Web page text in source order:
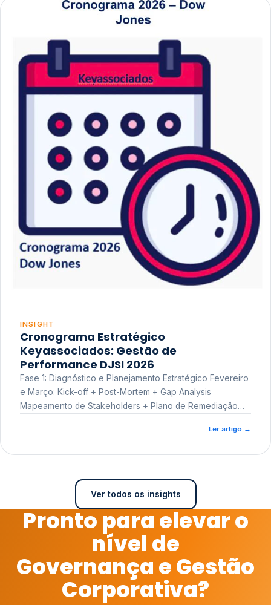
INSIGHT
Cronograma Estratégico
Keyassociados: Gestão de
Performance DJSI 2026
Fase 1: Diagnóstico e Planejamento Estratégico Fevereiro
e Março: Kick-off + Post-Mortem + Gap Analysis
Mapeamento de Stakeholders + Plano de Remediação
Ler artigo →
Ver todos os insights
Pronto para elevar o
nível de
Governança e Gestão
Corporativa?